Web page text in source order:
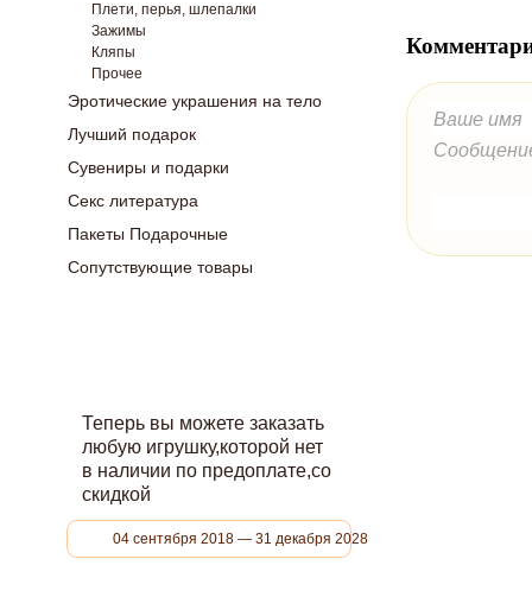
Плети, перья, шлепалки
Зажимы
Кляпы
Прочее
Эротические украшения на тело
Лучший подарок
Сувениры и подарки
Секс литература
Пакеты Подарочные
Сопутствующие товары
Теперь вы можете заказать
любую игрушку,которой нет
в наличии по предоплате,со
скидкой
04 сентября 2018 — 31 декабря 2028